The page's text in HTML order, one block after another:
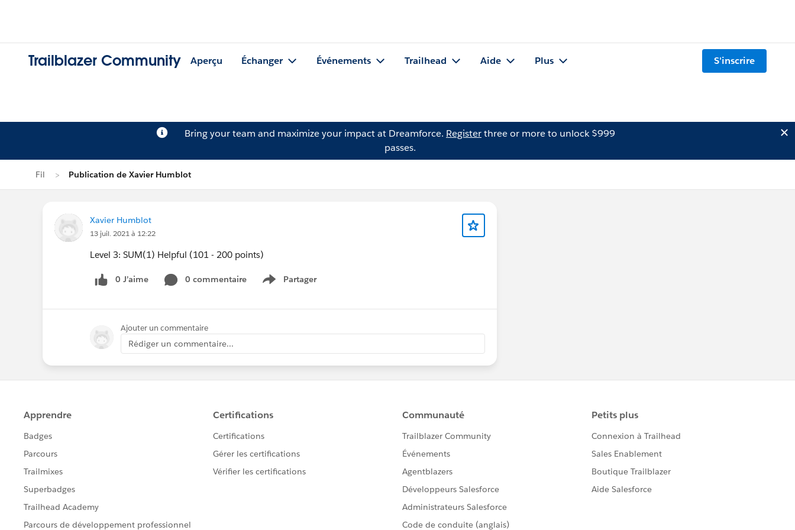
Trailblazer Community Aperçu Échanger Événements Trailhead Aide Plus S'inscrire
Bring your team and maximize your impact at Dreamforce. Registerthree or more to unlock $999
passes.
Fil Publication de Xavier Humblot
Xavier Humblot
13 juil. 2021 à 12:22
Level 3: SUM(1) Helpful (101 - 200 points)
0 J’aime 0 commentaire Partager
Show menu
Ajouter un commentaire
Rédiger un commentaire...